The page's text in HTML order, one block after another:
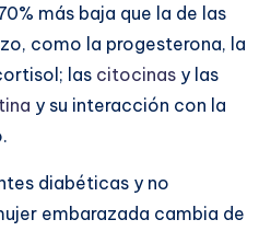
más baja que la de las
como la progesterona, la
las citocinas y las
y su interacción con la
diabéticas y no
embarazada cambia de